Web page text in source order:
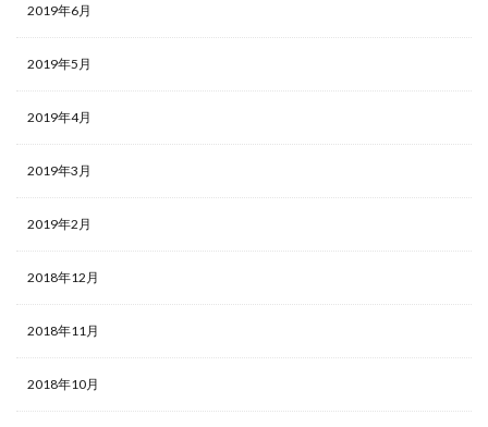
2019年6月
2019年5月
2019年4月
2019年3月
2019年2月
2018年12月
2018年11月
2018年10月